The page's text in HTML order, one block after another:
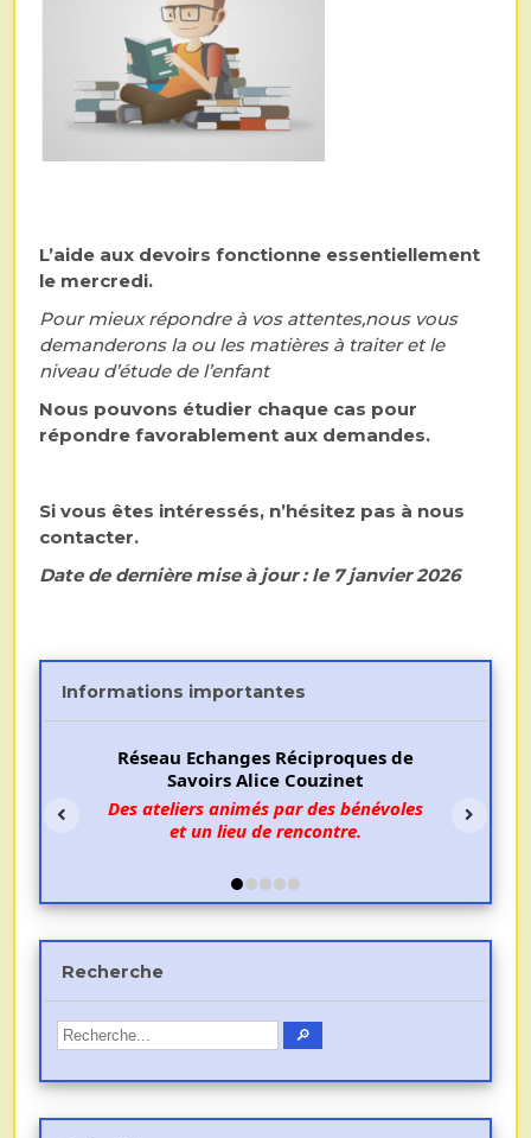
L’aide aux devoirs fonctionne essentiellement
le mercredi.
Pour mieux répondre à vos attentes,nous vous
demanderons la ou les matières à traiter et le
niveau d’étude de l’enfant
Nous pouvons étudier chaque cas pour
répondre favorablement aux demandes.
Si vous êtes intéressés, n’hésitez pas à nous
contacter.
Date de dernière mise à jour : le 7 janvier 2026
Informations importantes
Réseau Echanges Réciproques de
Savoirs Alice Couzinet
Des ateliers animés par des bénévoles
et un lieu de rencontre.
Recherche